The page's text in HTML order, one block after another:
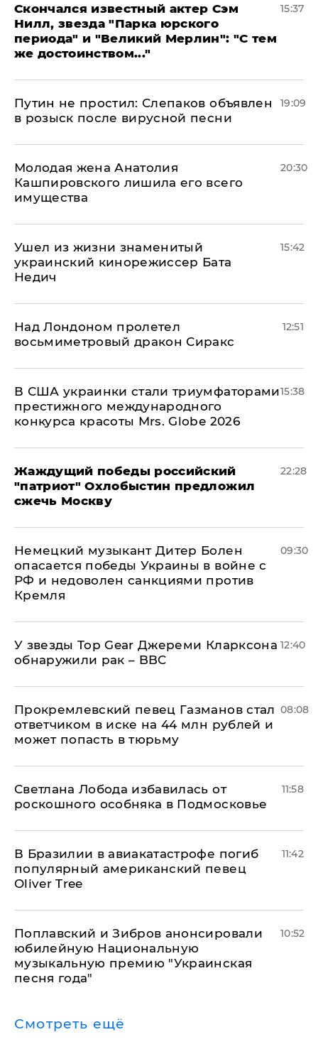
Скончался известный актер Сэм
Нилл, звезда "Парка юрского
периода" и "Великий Мерлин": "С тем
же достоинством..."
15:37
Путин не простил: Слепаков объявлен
в розыск после вирусной песни
19:09
Молодая жена Анатолия
Кашпировского лишила его всего
имущества
20:30
Ушел из жизни знаменитый
украинский кинорежиссер Бата
Недич
15:42
Над Лондоном пролетел
восьмиметровый дракон Сиракс
12:51
В США украинки стали триумфаторами
престижного международного
конкурса красоты Mrs. Globe 2026
15:38
Жаждущий победы российский
"патриот" Охлобыстин предложил
сжечь Москву
22:28
Немецкий музыкант Дитер Болен
опасается победы Украины в войне с
РФ и недоволен санкциями против
Кремля
09:30
У звезды Top Gear Джереми Кларксона
обнаружили рак – BBC
12:40
Прокремлевский певец Газманов стал
ответчиком в иске на 44 млн рублей и
может попасть в тюрьму
08:08
Светлана Лобода избавилась от
роскошного особняка в Подмосковье
11:58
В Бразилии в авиакатастрофе погиб
популярный американский певец
Oliver Tree
11:42
Поплавский и Зибров анонсировали
юбилейную Национальную
музыкальную премию "Украинская
песня года"
10:52
Смотреть ещё